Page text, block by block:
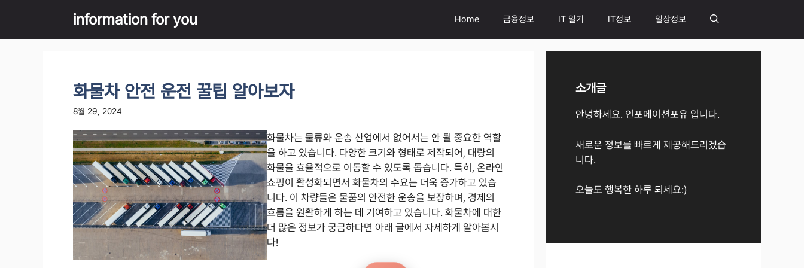
content
information for you Home 금융정보 IT 일기 IT정보 일상정보
화물차 안전 운전 꿀팁 알아보자
8월 29, 2024
화물차는 물류와 운송 산업에서 없어서는 안 될 중요한 역할
을 하고 있습니다. 다양한 크기와 형태로 제작되어, 대량의
화물을 효율적으로 이동할 수 있도록 돕습니다. 특히, 온라인
쇼핑이 활성화되면서 화물차의 수요는 더욱 증가하고 있습
니다. 이 차량들은 물품의 안전한 운송을 보장하며, 경제의
흐름을 원활하게 하는 데 기여하고 있습니다. 화물차에 대한
더 많은 정보가 궁금하다면 아래 글에서 자세하게 알아봅시
다!
소개글
안녕하세요. 인포메이션포유 입니다.
새로운 정보를 빠르게 제공해드리겠습
니다.
오늘도 행복한 하루 되세요:)